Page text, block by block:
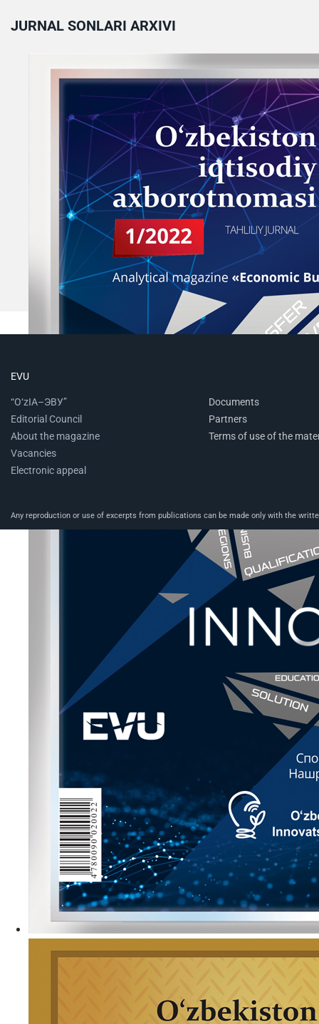
JURNAL SONLARI ARXIVI
EVU
“O‘zIA–ЭВУ”
Editorial Council
About the magazine
Vacancies
Electronic appeal
Documents
Partners
Terms of use of the
Any reproduction or use of excerpts from publications can be made only with the